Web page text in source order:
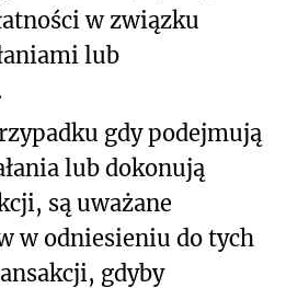
w związku
lub
gdy podejmują
lub dokonują
są uważane
w odniesieniu do tych
gdyby